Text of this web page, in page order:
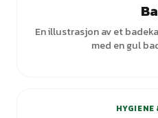
En illustrasjon av et
med en gul
HYGIENE